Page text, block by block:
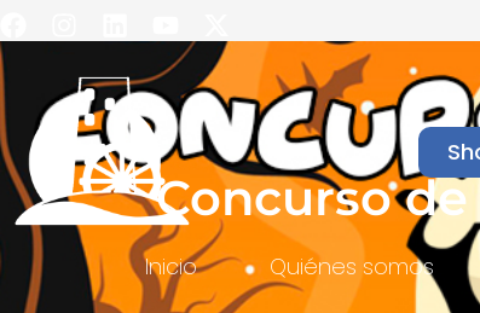
Inicio Quiénes somos
Concurso